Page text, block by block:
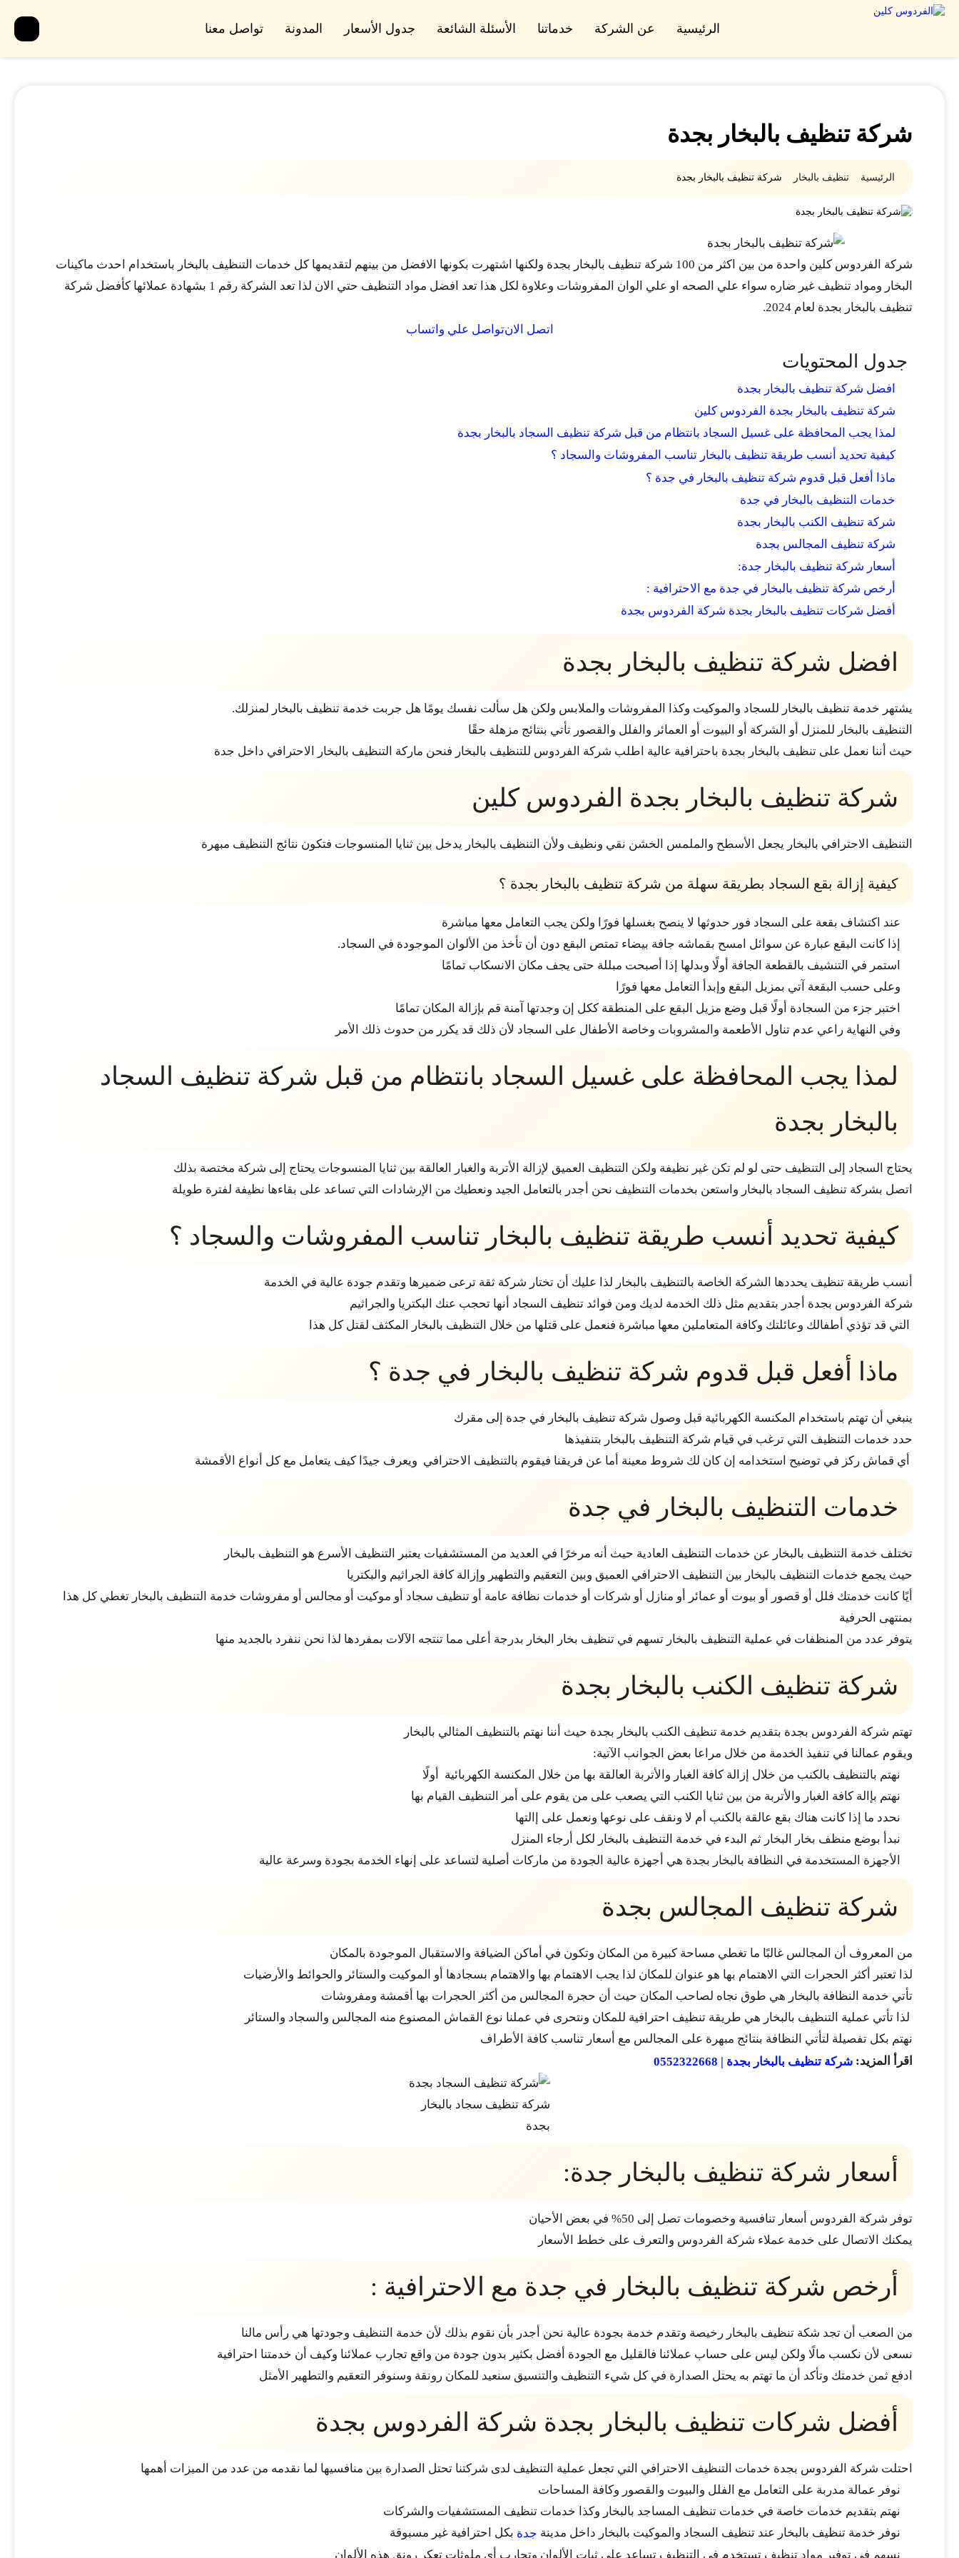
الرئيسية عن الشركة خدماتنا الأسئلة الشائعة جدول الأسعار المدونة تواصل معنا
شركة تنظيف بالبخار بجدة
الرئيسية تنظيف بالبخار شركة تنظيف بالبخار بجدة
شركة الفردوس كلين واحدة من بين اكثر من 100 شركة تنظيف بالبخار بجدة ولكنها اشتهرت بكونها الافضل من بينهم لتقديمها كل خدمات التنظيف بالبخار باستخدام احدث ماكينات
البخار ومواد تنظيف غير ضاره سواء علي الصحه او علي الوان المفروشات وعلاوة لكل هذا تعد افضل مواد التنظيف حتي الان لذا تعد الشركة رقم 1 بشهادة عملائها كأفضل شركة
تنظيف بالبخار بجدة لعام 2024.
اتصل الانتواصل علي واتساب
جدول المحتويات
افضل شركة تنظيف بالبخار بجدة
شركة تنظيف بالبخار بجدة الفردوس كلين
لمذا يجب المحافظة على غسيل السجاد بانتظام من قبل شركة تنظيف السجاد بالبخار بجدة
كيفية تحديد أنسب طريقة تنظيف بالبخار تناسب المفروشات والسجاد ؟
ماذا أفعل قبل قدوم شركة تنظيف بالبخار في جدة ؟
خدمات التنظيف بالبخار في جدة
شركة تنظيف الكنب بالبخار بجدة
شركة تنظيف المجالس بجدة
أسعار شركة تنظيف بالبخار جدة:
أرخص شركة تنظيف بالبخار في جدة مع الاحترافية :
أفضل شركات تنظيف بالبخار بجدة شركة الفردوس بجدة
افضل شركة تنظيف بالبخار بجدة
يشتهر خدمة تنظيف بالبخار للسجاد والموكيت وكذا المفروشات والملابس ولكن هل سألت نفسك يومًا هل جربت خدمة تنظيف بالبخار لمنزلك.
التنظيف بالبخار للمنزل أو الشركة أو البيوت أو العمائر والفلل والقصور تأتي بنتائج مزهلة حقًا
حيث أننا نعمل على تنظيف بالبخار بجدة باحترافية عالية اطلب شركة الفردوس للتنظيف بالبخار فنحن ماركة التنظيف بالبخار الاحترافي داخل جدة
شركة تنظيف بالبخار بجدة الفردوس كلين
التنظيف الاحترافي بالبخار يجعل الأسطح والملمس الخشن نقي ونظيف ولأن التنظيف بالبخار يدخل بين ثنايا المنسوجات فتكون نتائج التنظيف مبهرة
كيفية إزالة بقع السجاد بطريقة سهلة من شركة تنظيف بالبخار بجدة ؟
عند اكتشاف بقعة على السجاد فور حدوثها لا ينصح بغسلها فورًا ولكن يجب التعامل معها مباشرة
إذا كانت البقع عبارة عن سوائل امسح بقماشه جافة بيضاء تمتص البقع دون أن تأخذ من الألوان الموجودة في السجاد.
استمر في التنشيف بالقطعة الجافة أولًا وبدلها إذا أصبحت مبللة حتى يجف مكان الانسكاب تمامًا
وعلى حسب البقعة آتي بمزيل البقع وإبدأ التعامل معها فورًا
اختبر جزء من السجادة أولًا قبل وضع مزيل البقع على المنطقة ككل إن وجدتها آمنة قم بإزالة المكان تمامًا
وفي النهاية راعي عدم تناول الأطعمة والمشروبات وخاصة الأطفال على السجاد لأن ذلك قد يكرر من حدوث ذلك الأمر
لمذا يجب المحافظة على غسيل السجاد بانتظام من قبل شركة تنظيف السجاد
بالبخار بجدة
يحتاج السجاد إلى التنظيف حتى لو لم تكن غير نظيفة ولكن التنظيف العميق لإزالة الأتربة والغبار العالقة بين ثنايا المنسوجات يحتاج إلى شركة مختصة بذلك
اتصل بشركة تنظيف السجاد بالبخار واستعن بخدمات التنظيف نحن أجدر بالتعامل الجيد ونعطيك من الإرشادات التي تساعد على بقاءها نظيفة لفترة طويلة
كيفية تحديد أنسب طريقة تنظيف بالبخار تناسب المفروشات والسجاد ؟
أنسب طريقة تنظيف يحددها الشركة الخاصة بالتنظيف بالبخار لذا عليك أن تختار شركة ثقة ترعى ضميرها وتقدم جودة عالية في الخدمة
شركة الفردوس بجدة أجدر بتقديم مثل ذلك الخدمة لديك ومن فوائد تنظيف السجاد أنها تحجب عنك البكتريا والجراثيم
التي قد تؤذي أطفالك وعائلتك وكافة المتعاملين معها مباشرة فنعمل على قتلها من خلال التنظيف بالبخار المكثف لقتل كل هذا
ماذا أفعل قبل قدوم شركة تنظيف بالبخار في جدة ؟
ينبغي أن تهتم باستخدام المكنسة الكهربائية قبل وصول شركة تنظيف بالبخار في جدة إلى مقرك
حدد خدمات التنظيف التي ترغب في قيام شركة التنظيف بالبخار بتنفيذها
أي قماش ركز في توضيح استخدامه إن كان لك شروط معينة أما عن فريقنا فيقوم بالتنظيف الاحترافي ويعرف جيدًا كيف يتعامل مع كل أنواع الأقمشة
خدمات التنظيف بالبخار في جدة
تختلف خدمة التنظيف بالبخار عن خدمات التنظيف العادية حيث أنه مرخرًا في العديد من المستشفيات يعتبر التنظيف الأسرع هو التنظيف بالبخار
حيث يجمع خدمات التنظيف بالبخار بين التنظيف الاحترافي العميق وبين التعقيم والتطهير وإزالة كافة الجراثيم والبكتريا
أيًا كانت خدمتك فلل أو قصور أو بيوت أو عمائر أو منازل أو شركات أو خدمات نظافة عامة أو تنظيف سجاد أو موكيت أو مجالس أو مفروشات خدمة التنظيف بالبخار تغطي كل هذا
بمنتهى الحرفية
يتوفر عدد من المنظفات في عملية التنظيف بالبخار تسهم في تنظيف بخار البخار بدرجة أعلى مما تنتجه الآلات بمفردها لذا نحن ننفرد بالجديد منها
شركة تنظيف الكنب بالبخار بجدة
تهتم شركة الفردوس بجدة بتقديم خدمة تنظيف الكنب بالبخار بجدة حيث أننا نهتم بالتنظيف المثالي بالبخار
ويقوم عمالنا في تنفيذ الخدمة من خلال مراعا بعض الجوانب الآتية:
نهتم بالتنظيف بالكنب من خلال إزالة كافة الغبار والأتربة العالقة بها من خلال المكنسة الكهربائية أولًا
نهتم بإالة كافة الغبار والأتربة من بين ثنايا الكنب التي يصعب على من يقوم على أمر التنظيف القيام بها
نحدد ما إذا كانت هناك بقع عالقة بالكنب أم لا ونقف على نوعها ونعمل على إالتها
نبدأ بوضع منظف بخار البخار ثم البدء في خدمة التنظيف بالبخار لكل أرجاء المنزل
الأجهزة المستخدمة في النظافة بالبخار بجدة هي أجهزة عالية الجودة من ماركات أصلية لتساعد على إنهاء الخدمة بجودة وسرعة عالية
شركة تنظيف المجالس بجدة
من المعروف أن المجالس غالبًا ما تغطي مساحة كبيرة من المكان وتكون في أماكن الضيافة والاستقبال الموجودة بالمكان
لذا تعتبر أكثر الحجرات التي الاهتمام بها هو عنوان للمكان لذا يجب الاهتمام بها والاهتمام بسجادها أو الموكيت والستائر والحوائط والأرضيات
تأتي خدمة النظافة بالبخار هي طوق نجاه لصاحب المكان حيث أن حجرة المجالس من أكثر الحجرات بها أقمشة ومفروشات
لذا تأتي عملية التنظيف بالبخار هي طريقة تنظيف احترافية للمكان ونتحرى في عملنا نوع القماش المصنوع منه المجالس والسجاد والستائر
نهتم بكل تفصيلة لتأتي النظافة بنتائج مبهرة على المجالس مع أسعار تناسب كافة الأطراف
اقرأ المزيد: شركة تنظيف بالبخار بجدة | 0552322668
شركة تنظيف سجاد بالبخار
بجدة
أسعار شركة تنظيف بالبخار جدة:
توفر شركة الفردوس أسعار تنافسية وخصومات تصل إلى 50% في بعض الأحيان
يمكنك الاتصال على خدمة عملاء شركة الفردوس والتعرف على خطط الأسعار
أرخص شركة تنظيف بالبخار في جدة مع الاحترافية :
من الصعب أن تجد شكة تنظيف بالبخار رخيصة وتقدم خدمة بجودة عالية نحن أجدر بأن نقوم بذلك لأن خدمة التنظيف وجودتها هي رأس مالنا
نسعى لأن نكسب مالًا ولكن ليس على حساب عملائنا فالقليل مع الجودة أفضل بكثير بدون جودة من واقع تجارب عملائنا وكيف أن خدمتنا احترافية
ادفع ثمن خدمتك وتأكد أن ما تهتم به يحتل الصدارة في كل شيء التنظيف والتنسيق سنعيد للمكان رونقة وسنوفر التعقيم والتطهير الأمثل
أفضل شركات تنظيف بالبخار بجدة شركة الفردوس بجدة
احتلت شركة الفردوس بجدة خدمات التنظيف الاحترافي التي تجعل عملية التنظيف لدى شركتنا تحتل الصدارة بين منافسيها لما نقدمه من عدد من الميزات أهمها
نوفر عمالة مدربة على التعامل مع الفلل والبيوت والقصور وكافة المساحات
نهتم بتقديم خدمات خاصة في خدمات تنظيف المساجد بالبخار وكذا خدمات تنظيف المستشفيات والشركات
نوفر خدمة تنظيف بالبخار عند تنظيف السجاد والموكيت بالبخار داخل مدينة جدة بكل احترافية غير مسبوقة
نسهم في توفير مواد تنظيف تستخدم في التنظيف تساعد على ثبات الألوان وتحارب أي ملوثات تعكر رونق هذه الألوان